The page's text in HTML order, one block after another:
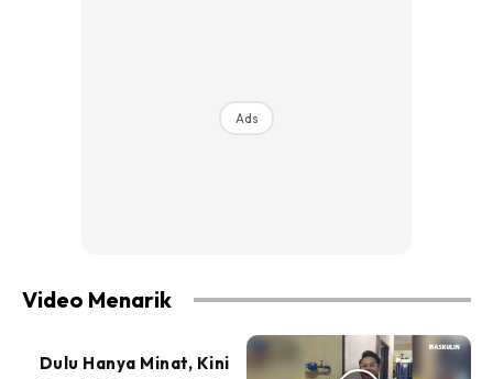
Ads
Video Menarik
Dulu Hanya Minat, Kini